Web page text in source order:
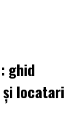
ghid
locatari